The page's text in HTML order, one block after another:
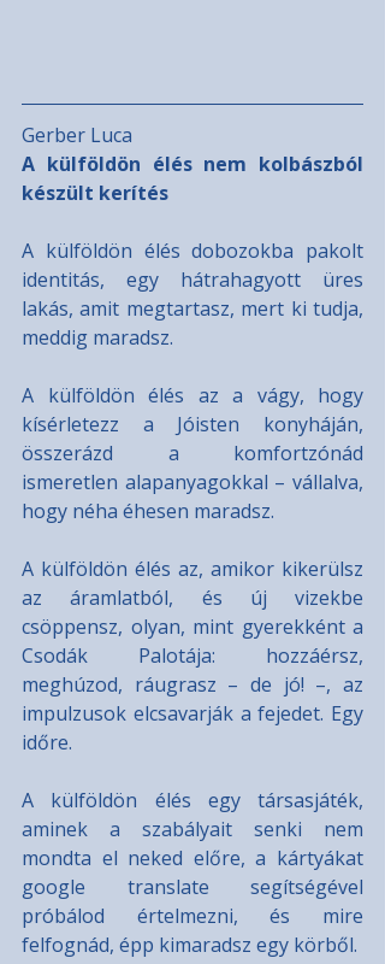
Gerber Luca
A külföldön élés nem kolbászból
készült kerítés
A külföldön élés dobozokba pakolt
identitás, egy hátrahagyott üres
lakás, amit megtartasz, mert ki tudja,
meddig maradsz.
A külföldön élés az a vágy, hogy
kísérletezz a Jóisten konyháján,
összerázd a komfortzónád
ismeretlen alapanyagokkal – vállalva,
hogy néha éhesen maradsz.
A külföldön élés az, amikor kikerülsz
az áramlatból, és új vizekbe
csöppensz, olyan, mint gyerekként a
Csodák Palotája: hozzáérsz,
meghúzod, ráugrasz – de jó! –, az
impulzusok elcsavarják a fejedet. Egy
időre.
A külföldön élés egy társasjáték,
aminek a szabályait senki nem
mondta el neked előre, a kártyákat
google translate segítségével
próbálod értelmezni, és mire
felfognád, épp kimaradsz egy körből.